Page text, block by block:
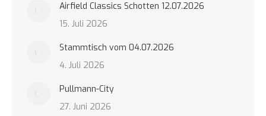
Airfield Classics Schotten 12.07.2026
15. Juli 2026
Stammtisch vom 04.07.2026
4. Juli 2026
Pullmann-City
27. Juni 2026